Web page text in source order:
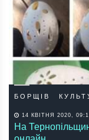
БОРЩІВ
14 КВІТНЯ 2020,
На